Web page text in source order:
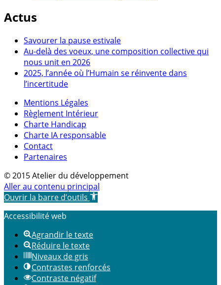
Actus
Savourer la pause estivale
Au-delà des voeux, une composition collective qui
nous unit en 2026
2025, l’année où l’Humain se réinvente dans
l’incertitude
Mentions Légales
Règlement Intérieur
Charte Handicap
Charte IA responsable
Contact
Partenaires
© 2015 Atelier du développement
Aller au contenu principal
Ouvrir la barre d’outils
Accessibilité web
Agrandir le texte
Réduire le texte
Niveaux de gris
Contrastes renforcés
Contraste négatif